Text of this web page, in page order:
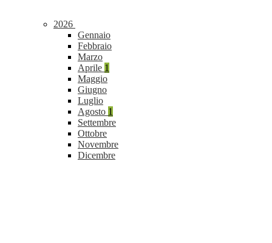
2026
Gennaio
Febbraio
Marzo
Aprile 1
Maggio
Giugno
Luglio
Agosto 1
Settembre
Ottobre
Novembre
Dicembre